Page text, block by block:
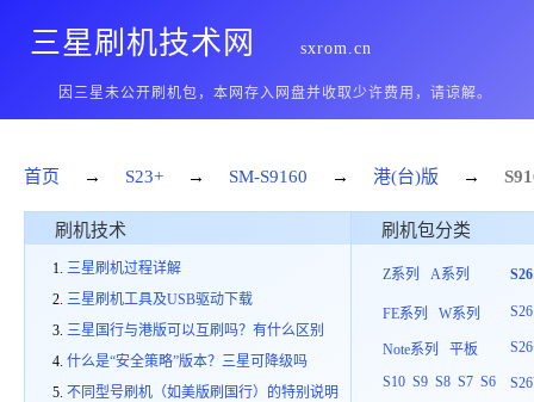
三星刷机技术网 sxrom.cn
因三星未公开刷机包，本网存入网盘并收取少许费用，请谅解。
首页 → S23+ → SM-S9160 → 港(台)版 →
刷机技术
三星刷机过程详解
三星刷机工具及USB驱动下载
三星国行与港版可以互刷吗？有什么区别
什么是“安全策略”版本？三星可降级吗
不同型号刷机（如美版刷国行）的特别说明
刷机包分类
Z系列 A系列
FE系列 W系列
Note系列
平板
S10 S9 S8 S7 S6
S26